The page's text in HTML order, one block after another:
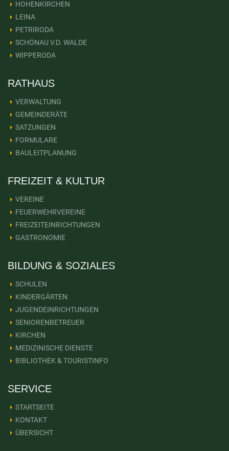
HOHENKIRCHEN
LEINA
PETRIRODA
SCHÖNAU V.D. WALDE
WIPPERODA
RATHAUS
VERWALTUNG
GEMEINDERÄTE
SATZUNGEN
FORMULARE
BAULEITPLANUNG
FREIZEIT & KULTUR
VEREINE
FEUERWEHRVEREINE
FREIZEITEINRICHTUNGEN
GASTRONOMIE
BILDUNG & SOZIALES
SCHULEN
KINDERGÄRTEN
JUGENDEINRICHTUNGEN
SENIORENBETREUER
KIRCHEN
MEDIZINISCHE DIENSTE
BIBLIOTHEK & TOURISTINFO
SERVICE
STARTSEITE
KONTAKT
ÜBERSICHT